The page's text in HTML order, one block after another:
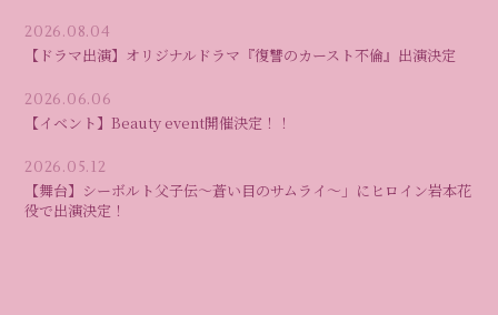
2026.08.04
【ドラマ出演】オリジナルドラマ『復讐のカースト不倫』出演決定
2026.06.06
【イベント】Beauty event開催決定！！
2026.05.12
【舞台】シーボルト父子伝～蒼い目のサムライ～」にヒロイン岩本花
役で出演決定！